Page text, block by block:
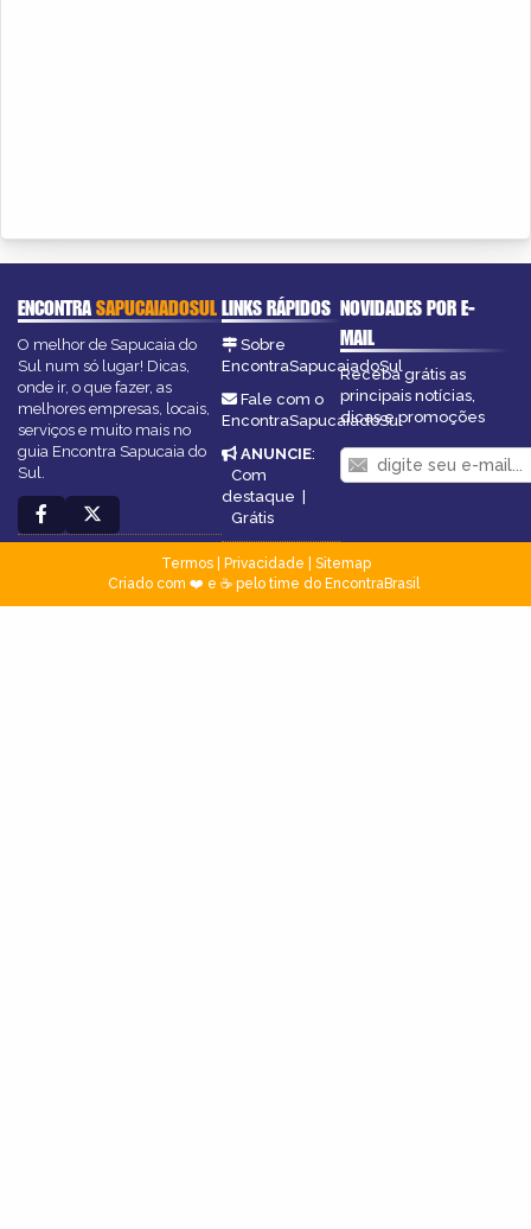
ENCONTRASAPUCAIADOSUL
O melhor de Sapucaia do
Sul num só lugar! Dicas,
onde ir, o que fazer, as
melhores empresas, locais,
serviços e muito mais no
guia Encontra Sapucaia do
Sul.
LINKS RÁPIDOS
Sobre
EncontraSapucaiadoSul
Fale com o
EncontraSapucaiadoSul
ANUNCIE:
Com
destaque |
Grátis
NOVIDADES POR E-
MAIL
Receba grátis as
principais notícias,
dicas e promoções
Termos| Privacidade
Sitemap
Criado com ❤️ e ☕ pelo time do EncontraBrasil